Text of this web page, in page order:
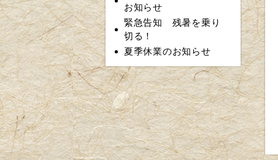
お知らせ
緊急告知 残暑を乗り
切る！
夏季休業のお知らせ